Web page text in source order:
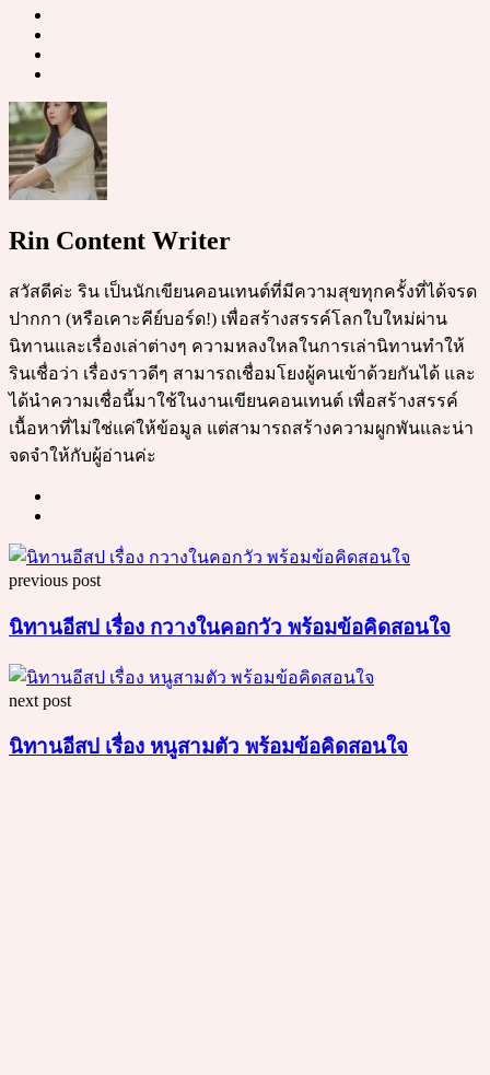
Rin Content Writer
สวัสดีค่ะ ริน เป็นนักเขียนคอนเทนต์ที่มีความสุขทุกครั้งที่ได้จรด
ปากกา (หรือเคาะคีย์บอร์ด!) เพื่อสร้างสรรค์โลกใบใหม่ผ่าน
นิทานและเรื่องเล่าต่างๆ ความหลงใหลในการเล่านิทานทำให้
รินเชื่อว่า เรื่องราวดีๆ สามารถเชื่อมโยงผู้คนเข้าด้วยกันได้ และ
ได้นำความเชื่อนี้มาใช้ในงานเขียนคอนเทนต์ เพื่อสร้างสรรค์
เนื้อหาที่ไม่ใช่แค่ให้ข้อมูล แต่สามารถสร้างความผูกพันและน่า
จดจำให้กับผู้อ่านค่ะ
Post
navigation
previous post
นิทานอีสป เรื่อง กวางในคอกวัว พร้อมข้อคิดสอนใจ
next post
นิทานอีสป เรื่อง หนูสามตัว พร้อมข้อคิดสอนใจ